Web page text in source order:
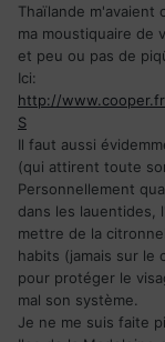
Thaïlande m'avaient
ma moustiquaire de
et peu ou pas de
Ici:
http://www.cooper.fr/
S
Il faut aussi
(qui attirent toute
Personnellement
dans les lauentides,
mettre de la
habits (jamais sur le
pour protéger le
mal son système.
Je ne me suis faite